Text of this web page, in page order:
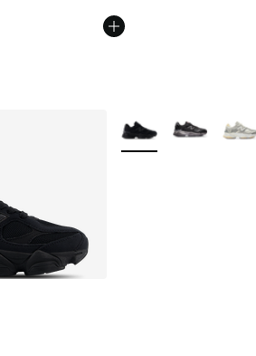
- [5 sur 5 étoiles], 13
Plus de couleurs